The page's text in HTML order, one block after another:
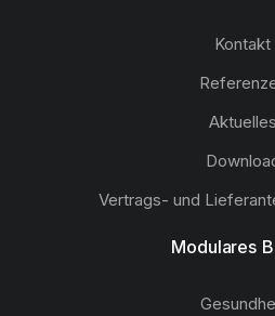
Kontakt
Aktuelles
Vertrags- und
Modulares